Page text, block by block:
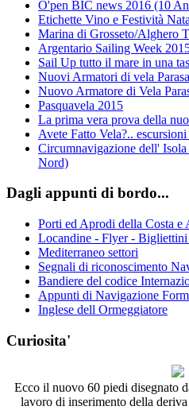
O'pen BIC news 2016 (10
Etichette Vino e Festività
Marina di Grosseto/Alghero
Argentario Sailing Week
Sail Up tutto il mare in una
Nuovi Armatori di vela
Nuovo Armatore di Vela
Pasquavela 2015
La prima vera prova della
Avete Fatto Vela?..
Circumnavigazione dell'
Nord)
Dagli appunti di bordo...
Porti ed Aprodi della Costa e
Locandine - Flyer -
Mediterraneo settori
Segnali di riconoscimento
Bandiere del codice
Appunti di Navigazione
Inglese dell Ormeggiatore
Curiosita'
Ecco il nuovo 60 piedi disegnato
lavoro di inserimento della